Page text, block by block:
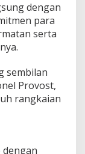
dengan
para
serta
sembilan
Provost,
rangkaian